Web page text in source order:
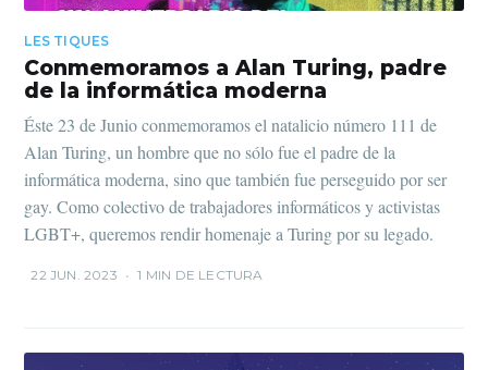
LES TIQUES
Conmemoramos a Alan Turing, padre
de la informática moderna
Éste 23 de Junio conmemoramos el natalicio número 111 de
Alan Turing, un hombre que no sólo fue el padre de la
informática moderna, sino que también fue perseguido por ser
gay. Como colectivo de trabajadores informáticos y activistas
LGBT+, queremos rendir homenaje a Turing por su legado.
22 JUN. 2023 • 1 MIN DE LECTURA